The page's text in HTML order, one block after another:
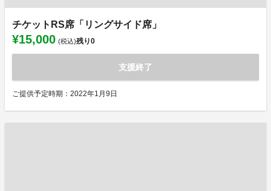
チケットRS席「リングサイド席」
¥15,000 (税込)残り0
支援終了
ご提供予定時期：2022年1月9日